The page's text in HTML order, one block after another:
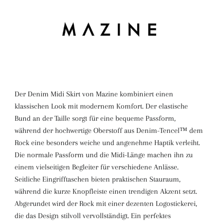
Der Denim Midi Skirt von Mazine kombiniert einen
klassischen Look mit modernem Komfort. Der elastische
Bund an der Taille sorgt für eine bequeme Passform,
während der hochwertige Oberstoff aus Denim-Tencel™ dem
Rock eine besonders weiche und angenehme Haptik verleiht.
Die normale Passform und die Midi-Länge machen ihn zu
einem vielseitigen Begleiter für verschiedene Anlässe.
Seitliche Eingrifftaschen bieten praktischen Stauraum,
während die kurze Knopfleiste einen trendigen Akzent setzt.
Abgerundet wird der Rock mit einer dezenten Logostickerei,
die das Design stilvoll vervollständigt. Ein perfektes